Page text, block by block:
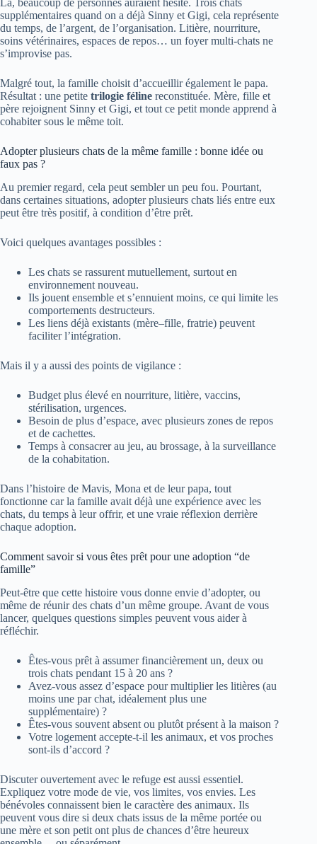
Là, beaucoup de personnes auraient hésité. Trois chats
supplémentaires quand on a déjà Sinny et Gigi, cela représente
du temps, de l’argent, de l’organisation. Litière, nourriture,
soins vétérinaires, espaces de repos… un foyer multi-chats ne
s’improvise pas.
Malgré tout, la famille choisit d’accueillir également le papa.
Résultat : une petite trilogie féline reconstituée. Mère, fille et
père rejoignent Sinny et Gigi, et tout ce petit monde apprend à
cohabiter sous le même toit.
Adopter plusieurs chats de la même famille : bonne idée ou
faux pas ?
Au premier regard, cela peut sembler un peu fou. Pourtant,
dans certaines situations, adopter plusieurs chats liés entre eux
peut être très positif, à condition d’être prêt.
Voici quelques avantages possibles :
Les chats se rassurent mutuellement, surtout en
environnement nouveau.
Ils jouent ensemble et s’ennuient moins, ce qui limite les
comportements destructeurs.
Les liens déjà existants (mère–fille, fratrie) peuvent
faciliter l’intégration.
Mais il y a aussi des points de vigilance :
Budget plus élevé en nourriture, litière, vaccins,
stérilisation, urgences.
Besoin de plus d’espace, avec plusieurs zones de repos
et de cachettes.
Temps à consacrer au jeu, au brossage, à la surveillance
de la cohabitation.
Dans l’histoire de Mavis, Mona et de leur papa, tout
fonctionne car la famille avait déjà une expérience avec les
chats, du temps à leur offrir, et une vraie réflexion derrière
chaque adoption.
Comment savoir si vous êtes prêt pour une adoption “de
famille”
Peut-être que cette histoire vous donne envie d’adopter, ou
même de réunir des chats d’un même groupe. Avant de vous
lancer, quelques questions simples peuvent vous aider à
réfléchir.
Êtes-vous prêt à assumer financièrement un, deux ou
trois chats pendant 15 à 20 ans ?
Avez-vous assez d’espace pour multiplier les litières (au
moins une par chat, idéalement plus une
supplémentaire) ?
Êtes-vous souvent absent ou plutôt présent à la maison ?
Votre logement accepte-t-il les animaux, et vos proches
sont-ils d’accord ?
Discuter ouvertement avec le refuge est aussi essentiel.
Expliquez votre mode de vie, vos limites, vos envies. Les
bénévoles connaissent bien le caractère des animaux. Ils
peuvent vous dire si deux chats issus de la même portée ou
une mère et son petit ont plus de chances d’être heureux